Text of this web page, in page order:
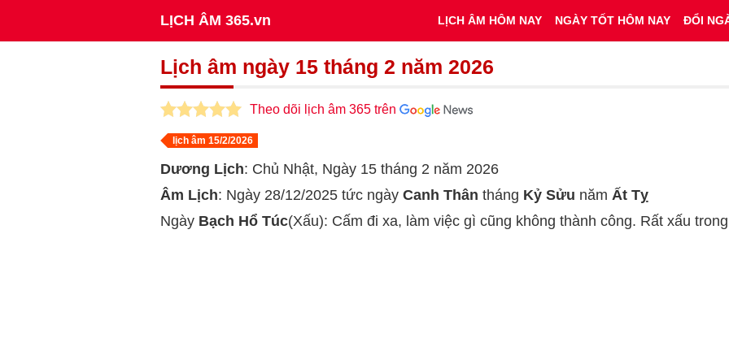
LỊCH ÂM 365.vn LỊCH ÂM HÔM NAY NGÀY TỐT HÔM NAY ĐỔI
Lịch âm ngày 15 tháng 2 năm 2026
Theo dõi lịch âm 365 trên
lịch âm 15/2/2026
Dương Lịch: Chủ Nhật, Ngày 15 tháng 2 năm 2026
Âm Lịch: Ngày 28/12/2025 tức ngày Canh Thân tháng Kỷ Sửu năm Ất Tỵ
Ngày Bạch Hổ Túc(Xấu): Cấm đi xa, làm việc gì cũng không thành công. Rất xấu